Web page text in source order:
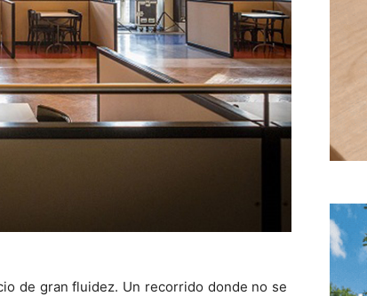
de gran fluidez. Un recorrido donde no se